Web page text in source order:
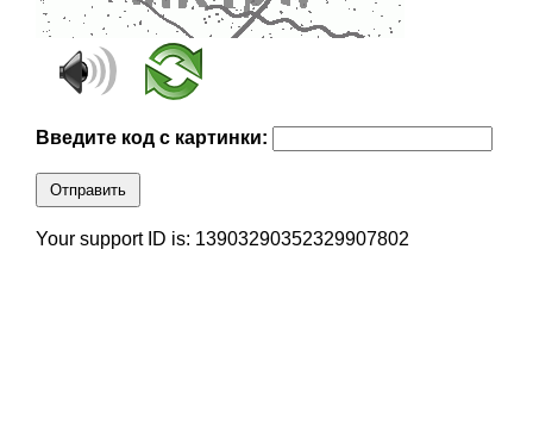
Введите код с картинки:
Отправить
Your support ID is: 13903290352329907802